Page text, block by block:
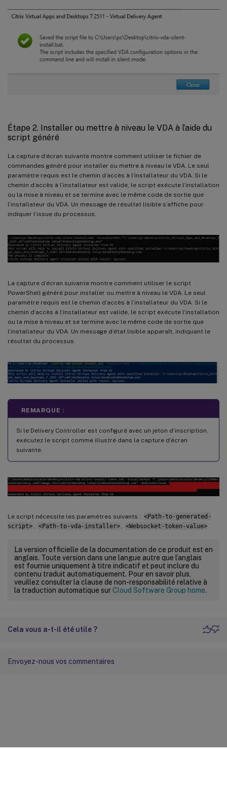
Étape 2. Installer ou mettre à niveau le VDA à l’aide du
script généré
La capture d’écran suivante montre comment utiliser le fichier de
commandes généré pour installer ou mettre à niveau le VDA. Le seul
paramètre requis est le chemin d’accès à l’installateur du VDA. Si le
chemin d’accès à l’installateur est valide, le script exécute l’installation
ou la mise à niveau et se termine avec le même code de sortie que
l’installateur du VDA. Un message de résultat lisible s’affiche pour
indiquer l’issue du processus.
La capture d’écran suivante montre comment utiliser le script
PowerShell généré pour installer ou mettre à niveau le VDA. Le seul
paramètre requis est le chemin d’accès à l’installateur du VDA. Si le
chemin d’accès à l’installateur est valide, le script exécute l’installation
ou la mise à niveau et se termine avec le même code de sortie que
l’installateur du VDA. Un message d’état lisible apparaît, indiquant le
résultat du processus.
REMARQUE :
Si le Delivery Controller est configuré avec un jeton d’inscription,
exécutez le script comme illustré dans la capture d’écran
suivante.
Le script nécessite les paramètres suivants : <Path-to-generated-
script> , <Path-to-vda-installer> , <Websocket-token-value> .
La version officielle de la documentation de ce produit est en
anglais. Toute version dans une langue autre que l’anglais
est fournie uniquement à titre indicatif et peut inclure du
contenu traduit automatiquement. Pour en savoir plus,
veuillez consulter la clause de non-responsabilité relative à
la traduction automatique surCloud Software Group home.
Cela vous a-t-il été utile ?
Envoyez-nous vos commentaires